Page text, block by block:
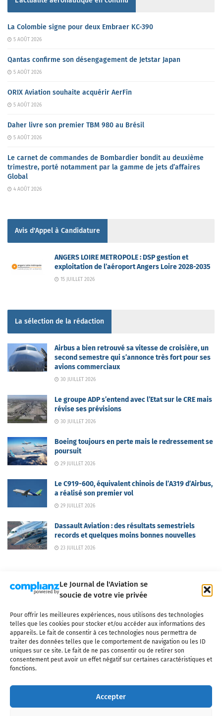
Le Journal de l'Aviation se
soucie de votre vie privée
Pour offrir les meilleures expériences, nous utilisons des technologies
telles que les cookies pour stocker et/ou accéder aux informations des
appareils. Le fait de consentir à ces technologies nous permettra de
traiter des données telles que le comportement de navigation ou les ID
uniques sur ce site. Le fait de ne pas consentir ou de retirer son
consentement peut avoir un effet négatif sur certaines caractéristiques et
fonctions.
Accepter
La Colombie signe pour deux Embraer KC-390
5 AOÛT 2026
Qantas confirme son désengagement de Jetstar Japan
5 AOÛT 2026
ORIX Aviation souhaite acquérir AerFin
5 AOÛT 2026
Daher livre son premier TBM 980 au Brésil
5 AOÛT 2026
Le carnet de commandes de Bombardier bondit au deuxième
trimestre, porté notamment par la gamme de jets d’affaires
Global
4 AOÛT 2026
Avis d'Appel à Candidature
ANGERS LOIRE METROPOLE : DSP gestion et
exploitation de l’aéroport Angers Loire 2028-2035
15 JUILLET 2026
La sélection de la rédaction
Airbus a bien retrouvé sa vitesse de croisière, un
second semestre qui s’annonce très fort pour ses
avions commerciaux
30 JUILLET 2026
Le groupe ADP s’entend avec l’Etat sur le CRE mais
révise ses prévisions
30 JUILLET 2026
Boeing toujours en perte mais le redressement se
poursuit
29 JUILLET 2026
Le C919-600, équivalent chinois de l’A319 d’Airbus,
a réalisé son premier vol
29 JUILLET 2026
Dassault Aviation : des résultats semestriels
records et quelques moins bonnes nouvelles
23 JUILLET 2026
Qui sommes-nous ? Nous contacter
Partenaires
Mentions légales
CGV Politique de confidentialité Cookies
l'industrie aéronautique, l'aviation commerciale, l'aviation d'affaires, les